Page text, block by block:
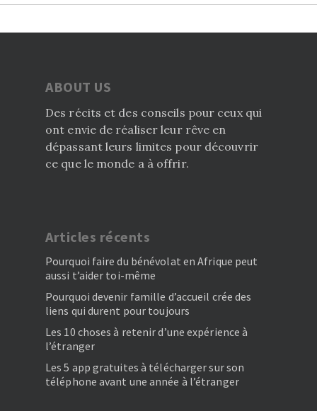
ABOUT US
Des récits et des conseils pour ceux qui
ont envie de réaliser leur rêve en
dépassant leurs limites pour découvrir
ce que le monde a à offrir.
Articles récents
Pourquoi faire du bénévolat en Afrique peut
aussi t’aider toi-même
Pourquoi devenir famille d’accueil crée des
liens qui durent pour toujours
Les 10 choses à retenir d’une expérience à
l’étranger
Les 5 app gratuites à télécharger sur son
téléphone avant une année à l’étranger